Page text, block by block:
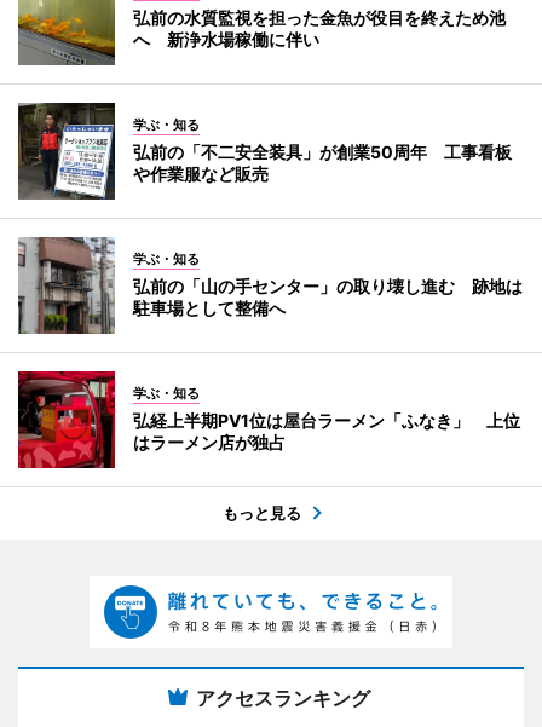
弘前の水質監視を担った金魚が役目を終えため池
へ 新浄水場稼働に伴い
学ぶ・知る
弘前の「不二安全装具」が創業50周年 工事看板
や作業服など販売
学ぶ・知る
弘前の「山の手センター」の取り壊し進む 跡地は
駐車場として整備へ
学ぶ・知る
弘経上半期PV1位は屋台ラーメン「ふなき」 上位
はラーメン店が独占
もっと見る
アクセスランキング